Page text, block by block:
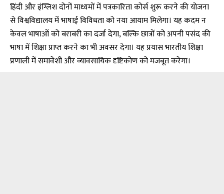
हिंदी और इंग्लिश दोनों माध्यमों में पत्रकारिता कोर्स शुरू करने की योजना
से विश्वविद्यालय में भाषाई विविधता को नया आयाम मिलेगा। यह कदम न
केवल भाषाओं को बराबरी का दर्जा देगा, बल्कि छात्रों को अपनी पसंद की
भाषा में शिक्षा प्राप्त करने का भी अवसर देगा। यह प्रयास भारतीय शिक्षा
प्रणाली में समावेशी और व्यावसायिक दृष्टिकोण को मजबूत करेगा।